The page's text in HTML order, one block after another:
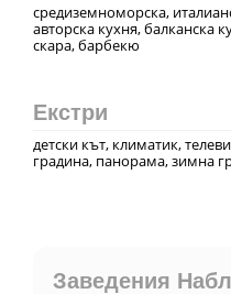
средиземноморска,
авторска кухня, балканска
скара, барбекю
Екстри
детски кът, климатик,
градина, панорама, зимна
Заведения